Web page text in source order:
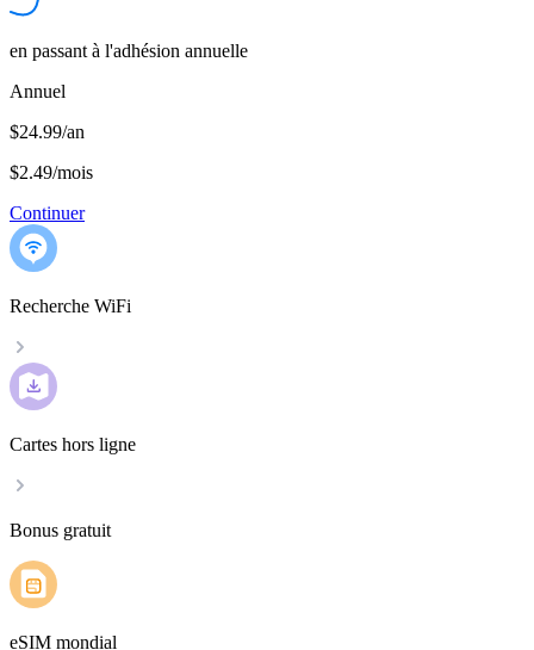
en passant à l'adhésion annuelle
Annuel
$24.99/an
$2.49/mois
Continuer
Recherche WiFi
Cartes hors ligne
Bonus gratuit
eSIM mondial